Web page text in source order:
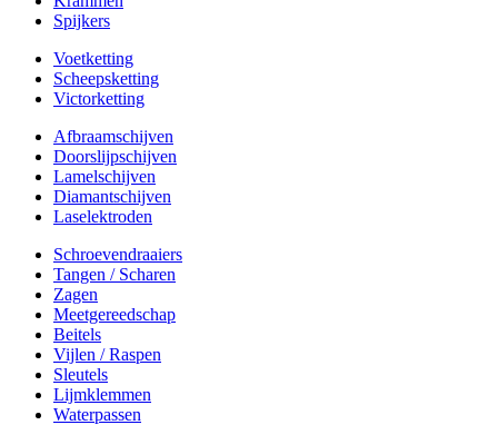
Spijkers
Voetketting
Scheepsketting
Victorketting
Afbraamschijven
Doorslijpschijven
Lamelschijven
Diamantschijven
Laselektroden
Schroevendraaiers
Tangen / Scharen
Zagen
Meetgereedschap
Beitels
Vijlen / Raspen
Sleutels
Lijmklemmen
Waterpassen